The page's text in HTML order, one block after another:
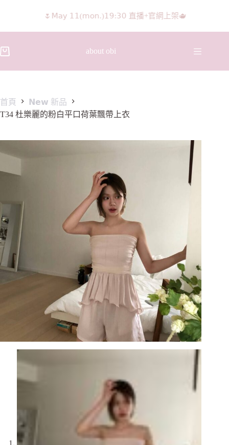
𝖨𝖦 𝖱𝖾𝖾𝗅𝗌影片 隨意留言抽獎🧸🩰
about obi
首頁
𝗡𝗲𝘄 新品
T34 杜樂麗的粉白平口荷葉飄帶上衣